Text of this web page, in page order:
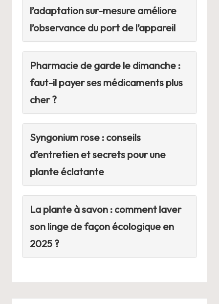
l’adaptation sur-mesure améliore
l’observance du port de l’appareil
Pharmacie de garde le dimanche :
faut-il payer ses médicaments plus
cher ?
Syngonium rose : conseils
d’entretien et secrets pour une
plante éclatante
La plante à savon : comment laver
son linge de façon écologique en
2025 ?